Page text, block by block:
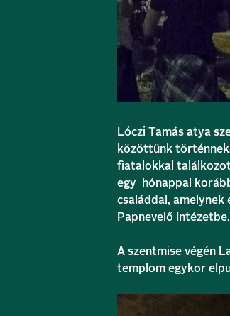
Lóczi Tamás atya
közöttünk
fiatalokkal
egy hónappal
családdal, amelynek
Papnevelő Intézetbe.
A szentmise végén
templom egykor